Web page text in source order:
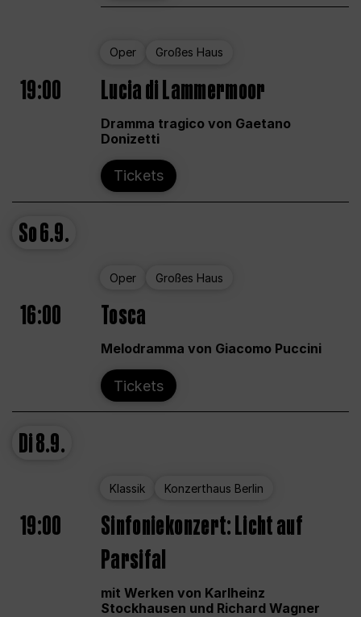
Oper Großes Haus
19:00 Lucia di Lammermoor
Dramma tragico von Gaetano
Donizetti
Tickets
So6.9.
Oper Großes Haus
16:00 Tosca
Melodramma von Giacomo Puccini
Tickets
Di8.9.
Klassik Konzerthaus Berlin
19:00
Sinfoniekonzert: Licht auf
Parsifal
mit Werken von Karlheinz
Stockhausen und Richard Wagner